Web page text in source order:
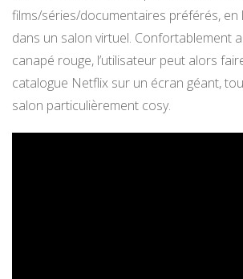
films/séries/documentaires préférés, en
dans un salon virtuel. Confortablement
canapé rouge, l’utilisateur peut alors
catalogue Netflix sur un écran géant,
salon particulièrement cosy.